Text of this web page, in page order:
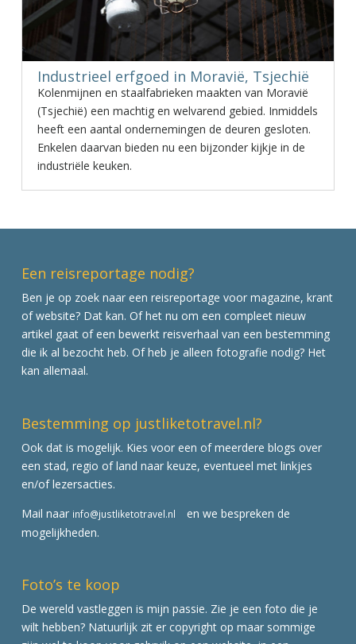
Industrieel erfgoed in Moravië, Tsjechië
Kolenmijnen en staalfabrieken maakten van Moravië
(Tsjechië) een machtig en welvarend gebied. Inmiddels
heeft een aantal ondernemingen de deuren gesloten.
Enkelen daarvan bieden nu een bijzonder kijkje in de
industriële keuken.
Een reisreportage nodig?
Ben je op zoek naar een reisreportage voor magazine, krant
of website? Dat kan. Of het nu om een compleet nieuw
artikel gaat of een bewerkt reisverhaal van een bestemming
die ik al bezocht heb. Of heb je alleen fotografie nodig? Het
kan allemaal.
Bestemming op justliketotravel.nl?
Ook dat is mogelijk. Kies voor een of meerdere blogs over
een stad, regio of land naar keuze, eventueel met linkjes
en/of lezersacties.
Mail naar info@justliketotravel.nl
en we bespreken de
mogelijkheden.
Foto’s te koop
De wereld vastleggen is mijn passie. Zie je een foto die je
wilt hebben? Natuurlijk zit er copyright op maar sommige